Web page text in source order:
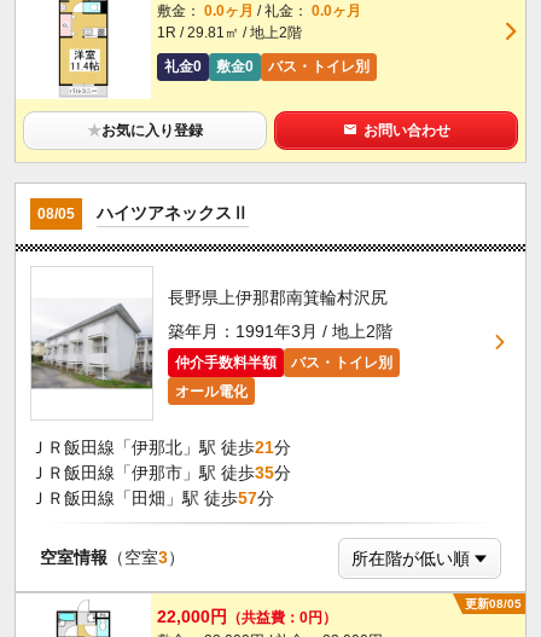
敷金： 0.0ヶ月 / 礼金： 0.0ヶ月
1R / 29.81㎡ / 地上2階
礼金0
敷金0 バス・トイレ別
★お気に入り登録 お問い合わせ
08/05 ハイツアネックスⅡ
長野県上伊那郡南箕輪村沢尻
築年月：1991年3月 / 地上2階
仲介手数料半額
バス・トイレ別
オール電化
ＪＲ飯田線「伊那北」駅 徒歩21分
ＪＲ飯田線「伊那市」駅 徒歩35分
ＪＲ飯田線「田畑」駅 徒歩57分
空室情報 （空室3）
更新08/05
22,000円
（共益費：0円）